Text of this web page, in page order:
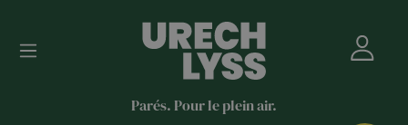
Parés. Pour le plein air.